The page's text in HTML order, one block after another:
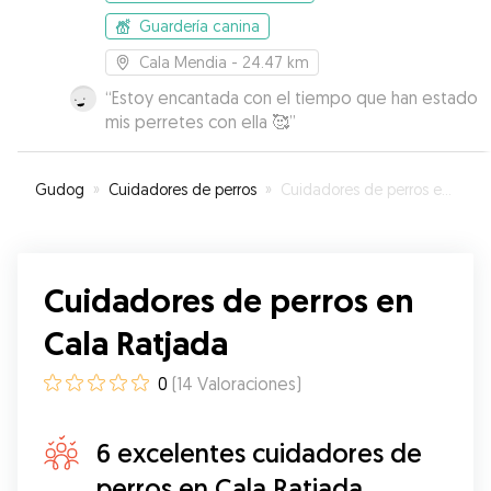
Guardería canina
Cala Mendia - 24.47 km
“Estoy encantada con el tiempo que han estado
mis perretes con ella 🥰”
Gudog » Cuidadores de perros » Cuidadores de perros en Cala Ratjada
Cuidadores de perros en
Cala Ratjada
0 (14 Valoraciones)
6 excelentes cuidadores de